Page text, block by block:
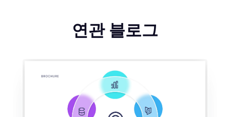
연관 블로그